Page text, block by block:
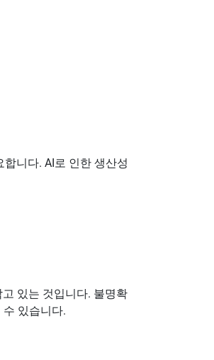
니다. AI로 인한 생산성
있는 것입니다. 불명확
있습니다.